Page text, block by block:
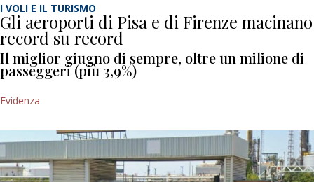
I VOLI E IL TURISMO
Gli aeroporti di Pisa e di Firenze macinano
record su record
Il miglior giugno di sempre, oltre un milione di
passeggeri (più 3,9%)
Evidenza